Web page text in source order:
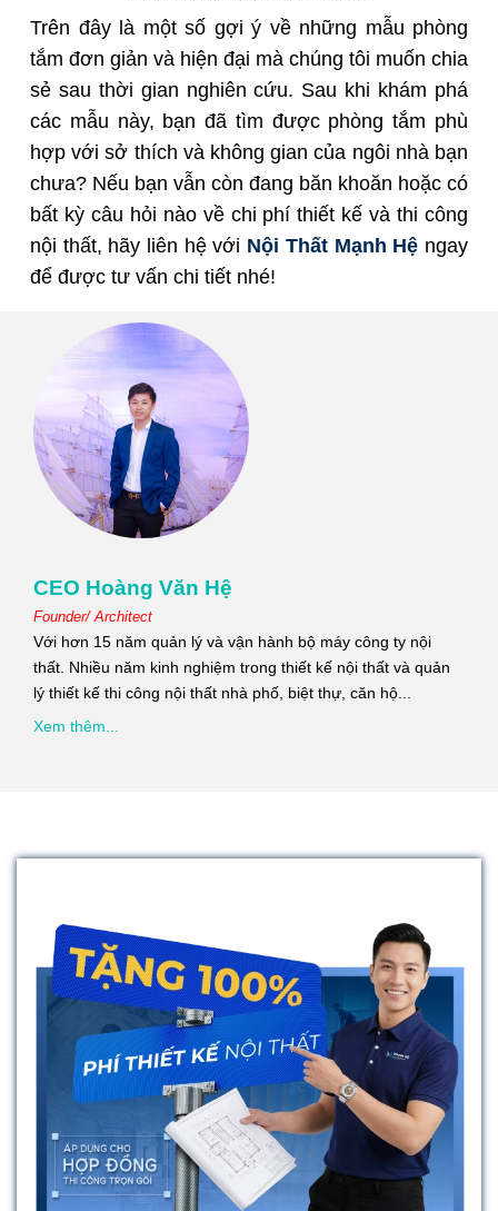
Trên đây là một số gợi ý về những mẫu phòng
tắm đơn giản và hiện đại mà chúng tôi muốn chia
sẻ sau thời gian nghiên cứu. Sau khi khám phá
các mẫu này, bạn đã tìm được phòng tắm phù
hợp với sở thích và không gian của ngôi nhà bạn
chưa? Nếu bạn vẫn còn đang băn khoăn hoặc có
bất kỳ câu hỏi nào về chi phí thiết kế và thi công
nội thất, hãy liên hệ với Nội Thất Mạnh Hệ ngay
để được tư vấn chi tiết nhé!
CEO Hoàng Văn Hệ
Founder/ Architect
Với hơn 15 năm quản lý và vận hành bộ máy công ty nội
thất. Nhiều năm kinh nghiệm trong thiết kế nội thất và quản
lý thiết kế thi công nội thất nhà phố, biệt thự, căn hộ...
Xem thêm...